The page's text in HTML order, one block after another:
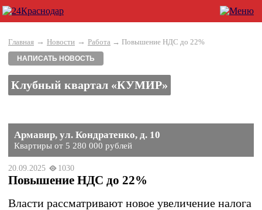
Главная → Новости → Работа → Повышение НДС до 22%
НАПИСАТЬ НОВОСТЬ
Клубный квартал «КУМИР»
Армавир, ул. Кондратенко, д. 10
Квартиры от 5 280 000 рублей
20.09.2025 1030
Повышение НДС до 22%
Власти рассматривают новое увеличение налога